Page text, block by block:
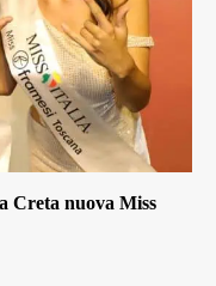
Creta nuova Miss